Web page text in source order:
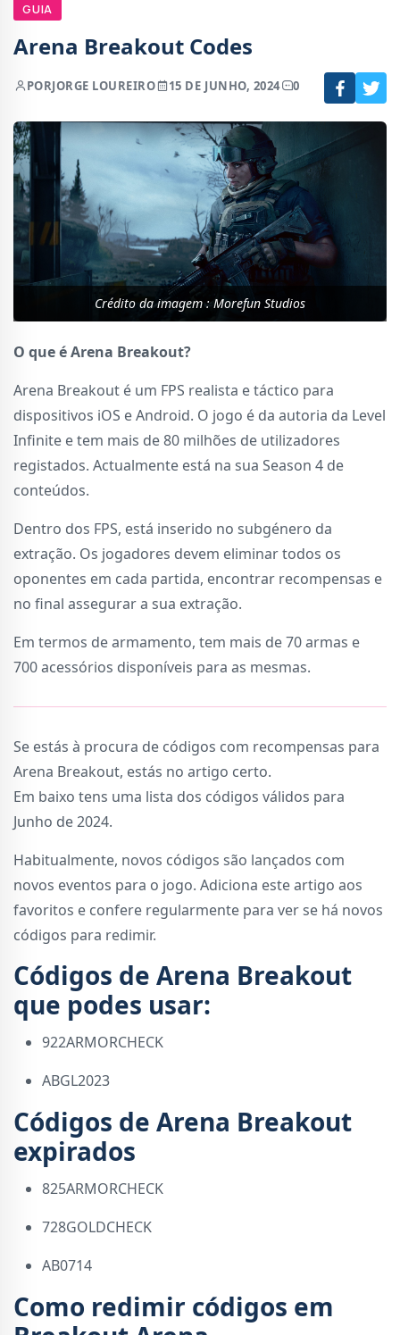
GUIA
Arena Breakout Codes
PORJORGE LOUREIRO 15 DE JUNHO, 2024 0
Crédito da imagem : Morefun Studios
O que é Arena Breakout?
Arena Breakout é um FPS realista e táctico para
dispositivos iOS e Android. O jogo é da autoria da Level
Infinite e tem mais de 80 milhões de utilizadores
registados. Actualmente está na sua Season 4 de
conteúdos.
Dentro dos FPS, está inserido no subgénero da
extração. Os jogadores devem eliminar todos os
oponentes em cada partida, encontrar recompensas e
no final assegurar a sua extração.
Em termos de armamento, tem mais de 70 armas e
700 acessórios disponíveis para as mesmas.
Se estás à procura de códigos com recompensas para
Arena Breakout, estás no artigo certo.
Em baixo tens uma lista dos códigos válidos para
Junho de 2024.
Habitualmente, novos códigos são lançados com
novos eventos para o jogo. Adiciona este artigo aos
favoritos e confere regularmente para ver se há novos
códigos para redimir.
Códigos de Arena Breakout
que podes usar:
922ARMORCHECK
ABGL2023
Códigos de Arena Breakout
expirados
825ARMORCHECK
728GOLDCHECK
AB0714
Como redimir códigos em